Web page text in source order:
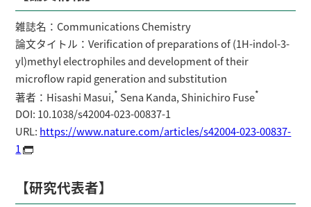
雑誌名：Communications Chemistry
論文タイトル：Verification of preparations of (1H-indol-3-
yl)methyl electrophiles and development of their
microflow rapid generation and substitution
著者：Hisashi Masui,* Sena Kanda, Shinichiro Fuse*
DOI: 10.1038/s42004-023-00837-1
URL: https://www.nature.com/articles/s42004-023-00837-
1
【研究代表者】